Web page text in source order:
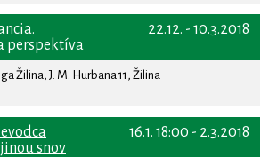
22.12. - 10.3.2018
perspektíva
Žilina, J. M. Hurbana 11, Žilina
16.1. 18:00 - 2.3.2018
snov